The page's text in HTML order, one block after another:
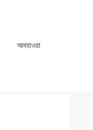
⁠⁠আবহাওয়া